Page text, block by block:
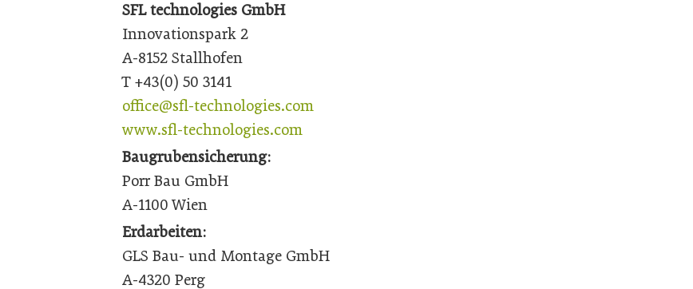
SFL technologies GmbH
Innovationspark 2
A-8152 Stallhofen
T +43(0) 50 3141
office@sfl-technologies.com
www.sfl-technologies.com
Baugrubensicherung:
Porr Bau GmbH
A-1100 Wien
Erdarbeiten:
GLS Bau- und Montage GmbH
A-4320 Perg